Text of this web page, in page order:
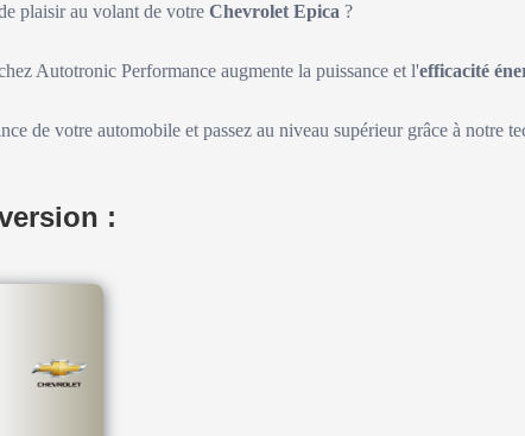
plaisir au volant de votre Chevrolet Epica ?
Autotronic Performance augmente la puissance et l'efficacité
de votre automobile et passez au niveau supérieur grâce à notre
: